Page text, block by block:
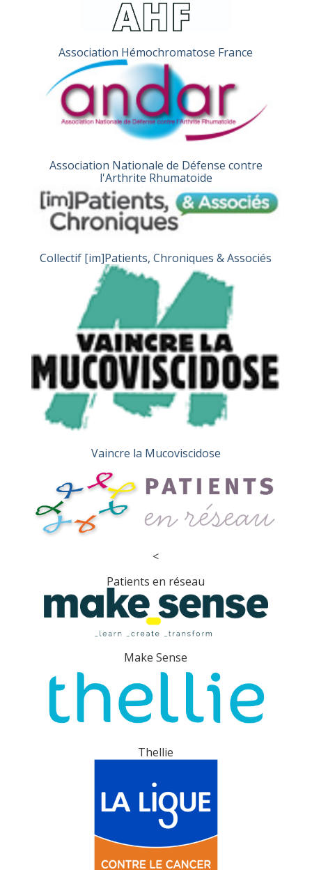
Association Hémochromatose France
Association Nationale de Défense contre
l'Arthrite Rhumatoide
Collectif [im]Patients, Chroniques & Associés
Vaincre la Mucoviscidose
<
Patients en réseau
Make Sense
Thellie